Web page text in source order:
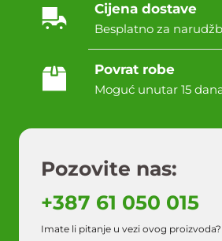
Cijena dostave
Besplatno za
Povrat robe
Moguć unutar 15
Pozovite nas:
+387 61 050 015
Imate li pitanje u vezi ovog